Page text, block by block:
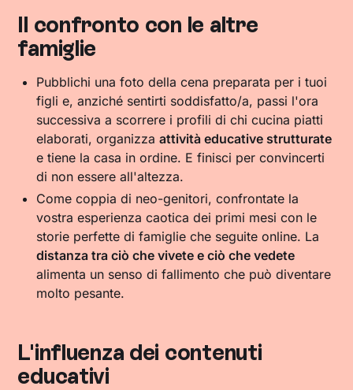
Il confronto con le altre
famiglie
Pubblichi una foto della cena preparata per i tuoi
figli e, anziché sentirti soddisfatto/a, passi l'ora
successiva a scorrere i profili di chi cucina piatti
elaborati, organizzaattività educative strutturate
e tiene la casa in ordine. E finisci per convincerti
di non essere all'altezza.
Come coppia di neo-genitori, confrontate la
vostra esperienza caotica dei primi mesi con le
storie perfette di famiglie che seguite online. La
distanza tra ciò che vivete e ciò che vedete
alimenta un senso di fallimento che può diventare
molto pesante.
L'influenza dei contenuti
educativi